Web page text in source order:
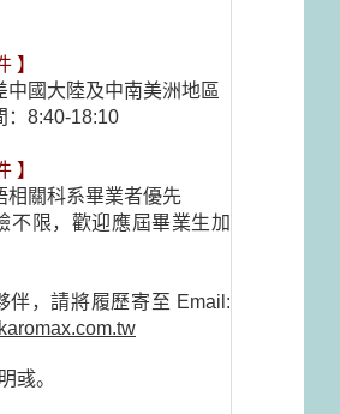
】
中國大陸及中南美洲地區
8:40-18:10
】
相關科系畢業者優先
不限，歡迎應屆畢業生加
伴，請將履歷寄至 Email:
彧。